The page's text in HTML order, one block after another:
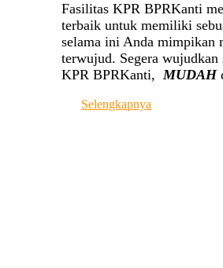
Fasilitas KPR BPRKanti
terbaik untuk memiliki
selama ini Anda mimpikan
terwujud. Segera wujudkan
KPR BPRKanti,MUDAH
Selengkapnya